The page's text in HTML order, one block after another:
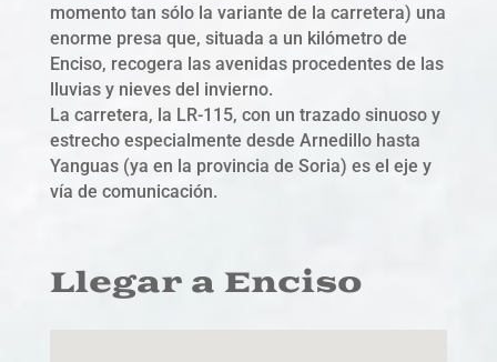
momento tan sólo la variante de la carretera) una
enorme presa que, situada a un kilómetro de
Enciso, recogera las avenidas procedentes de las
lluvias y nieves del invierno.
La carretera, la LR-115, con un trazado sinuoso y
estrecho especialmente desde Arnedillo hasta
Yanguas (ya en la provincia de Soria) es el eje y
vía de comunicación.
Llegar a Enciso